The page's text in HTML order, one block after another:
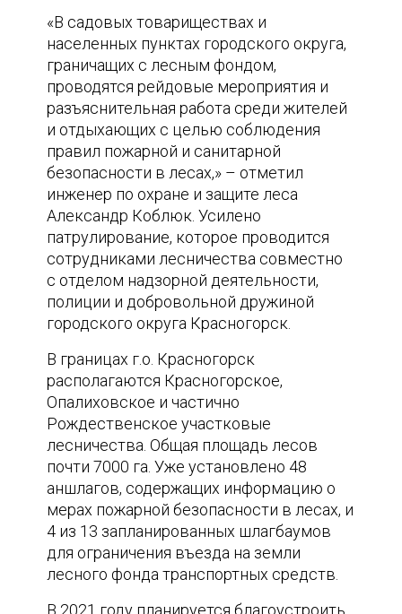
«В садовых товариществах и
населенных пунктах городского округа,
граничащих с лесным фондом,
проводятся рейдовые мероприятия и
разъяснительная работа среди жителей
и отдыхающих с целью соблюдения
правил пожарной и санитарной
безопасности в лесах,» – отметил
инженер по охране и защите леса
Александр Коблюк. Усилено
патрулирование, которое проводится
сотрудниками лесничества совместно
с отделом надзорной деятельности,
полиции и добровольной дружиной
городского округа Красногорск.
В границах г.о. Красногорск
располагаются Красногорское,
Опалиховское и частично
Рождественское участковые
лесничества. Общая площадь лесов
почти 7000 га. Уже установлено 48
аншлагов, содержащих информацию о
мерах пожарной безопасности в лесах, и
4 из 13 запланированных шлагбаумов
для ограничения въезда на земли
лесного фонда транспортных средств.
В 2021 году планируется благоустроить